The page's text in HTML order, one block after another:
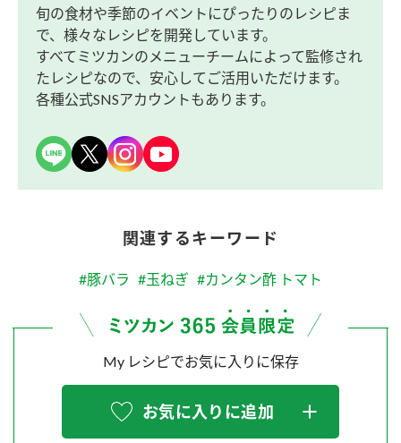
旬の食材や季節のイベントにぴったりのレシピま
で、様々なレシピを開発しています。
すべてミツカンのメニューチームによって監修され
たレシピなので、安心してご活用いただけます。
各種公式SNSアカウントもあります。
関連するキーワード
#豚バラ #玉ねぎ #カンタン酢 トマト
My レシピでお気に入りに保存
お気に入りに追加